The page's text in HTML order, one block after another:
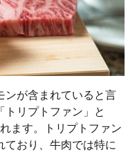
ンが含まれていると言
トリプトファン」と
ます。トリプトファン
ており、牛肉では特に